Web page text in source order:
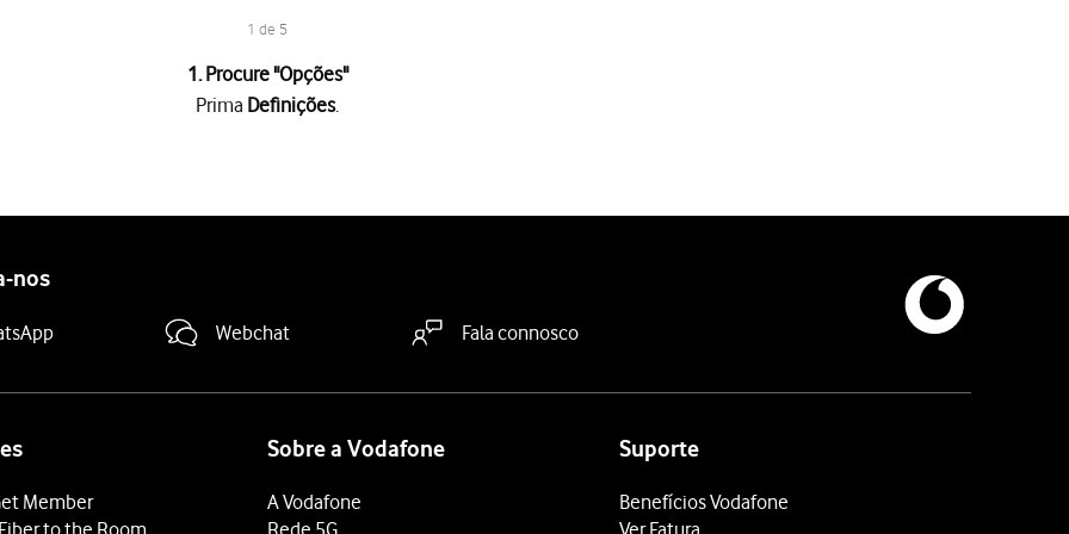
1 de 5
1. Procure "Opções"
Prima Definições.
nos
Webchat Fala connosco
Member
to the Room
Sobre a Vodafone
A Vodafone
Rede 5G
Suporte
Benefícios Vodafone
Ver Fatura